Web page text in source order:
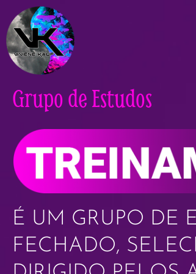
Grupo de Estudos
É UM GRUPO DE
FECHADO,